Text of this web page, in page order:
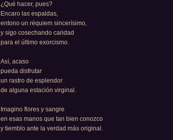
¿Qué hacer, pues?
Encaro las espaldas,
entono un réquiem sincerísimo,
y sigo cosechando caridad
para el último exorcismo.
Así, acaso
pueda disfrutar
un rastro de esplendor
de alguna estación virginal.
Imagino flores y sangre
en esas manos que tan bien conozco
y tiemblo ante la verdad más original.